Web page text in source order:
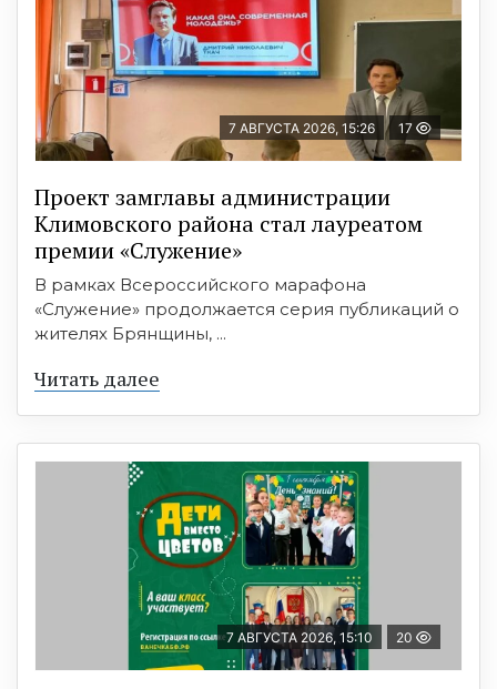
7 АВГУСТА 2026, 15:26 17
Проект замглавы администрации
Климовского района стал лауреатом
премии «Служение»
В рамках Всероссийского марафона
«Служение» продолжается серия публикаций о
жителях Брянщины, ...
Читать далее
7 АВГУСТА 2026, 15:10 20